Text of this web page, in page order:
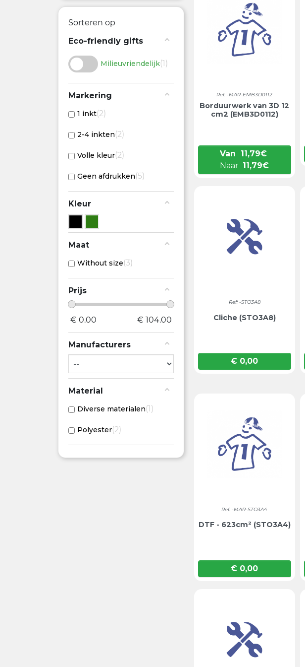
Sorteren op
Eco-friendly gifts
Milieuvriendelijk 1
Markering
1 inkt 2
2-4 inkten 2
Volle kleur 2
Geen afdrukken 5
Kleur
Maat
Without size 3
Prijs
€ 0.00 € 104.00
Manufacturers
Material
Diverse materialen 1
Polyester 2
Ref: -MAR-EMB3D0112
Borduurwerk van 3D 12
cm2 (EMB3D0112)
Van 11,79€
Naar 11,79€
Ref: -STO3A8
Cliche (STO3A8)
Prijs
€ 0,00
Ref: -MAR-STO3A4
DTF - 623cm² (STO3A4)
Prijs
€ 0,00